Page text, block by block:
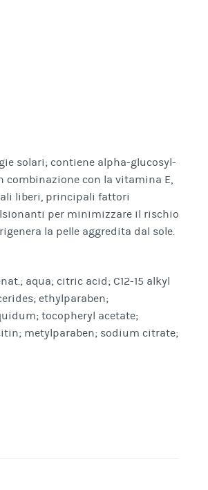
solari; contiene alpha-glucosyl-
combinazione con la vitamina E,
liberi, principali fattori
per minimizzare il rischio
la pelle aggredita dal sole.
aqua; citric acid; C12-15 alkyl
ethylparaben;
tocopheryl acetate;
metylparaben; sodium citrate;